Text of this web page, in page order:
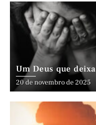
Um Deus que
20 de novembro de 2025